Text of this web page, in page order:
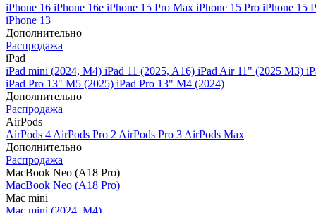
iPhone 16 iPhone 16e iPhone 15 Pro Max iPhone 15 Pro iPhone 15
iPhone 13
Дополнительно
Распродажа
iPad
iPad mini (2024, M4) iPad 11 (2025, A16) iPad Air 11" (2025 M3)
iPad Pro 13" M5 (2025) iPad Pro 13" M4 (2024)
Дополнительно
Распродажа
AirPods
AirPods 4 AirPods Pro 2 AirPods Pro 3 AirPods Max
Дополнительно
Распродажа
MacBook Neo (A18 Pro)
MacBook Neo (A18 Pro)
Mac mini
Mac mini (2024, M4)